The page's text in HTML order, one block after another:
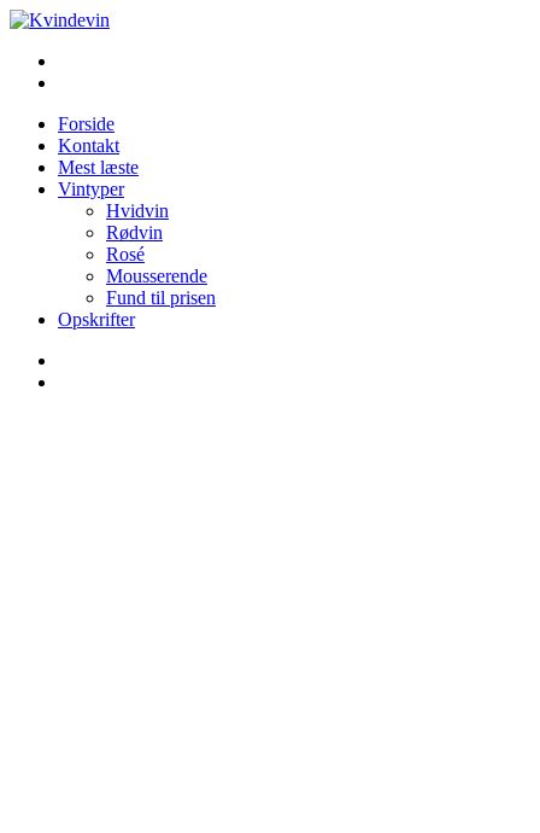
Videre
indhold
Kvindevin
Blog om vin for kvinder (& andre mennesker)
Forside
Kontakt
Mest læste
Vintyper
Hvidvin
Rødvin
Rosé
Mousserende
Fund til prisen
Opskrifter